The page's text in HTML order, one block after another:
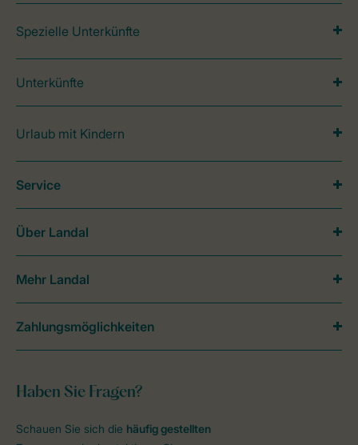
Spezielle Unterkünfte
Unterkünfte
Urlaub mit Kindern
Haben Sie Fragen?
Schauen Sie sich die häufig gestellten
Service
Über Landal
Mehr Landal
Zahlungsmöglichkeiten